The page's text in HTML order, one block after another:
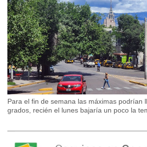
Para el fin de semana las máximas podrían
grados, recién el lunes bajaría un poco la